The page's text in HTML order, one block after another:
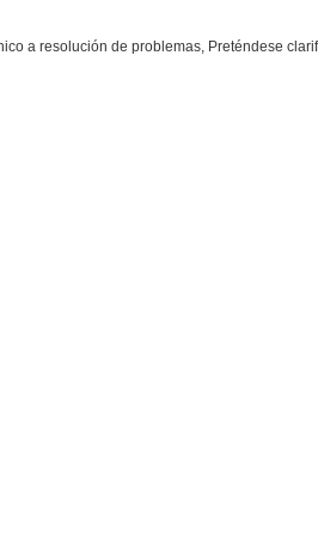
a resolución de problemas, Preténdese